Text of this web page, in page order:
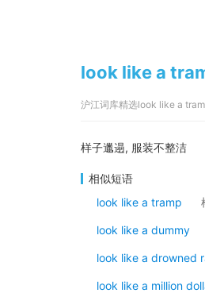
look like a
沪江词库精选look like a
样子邋遢, 服装不整洁
相似短语
look like a tramp
look like a dummy
look like a drowned
look like a million